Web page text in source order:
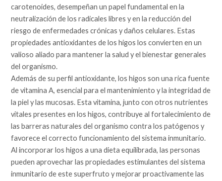
carotenoides, desempeñan un papel fundamental en la
neutralización de los radicales libres y en la reducción del
riesgo de enfermedades crónicas y daños celulares. Estas
propiedades antioxidantes de los higos los convierten en un
valioso aliado para mantener la salud y el bienestar generales
del organismo.
Además de su perfil antioxidante, los higos son una rica fuente
de vitamina A, esencial para el mantenimiento y la integridad de
la piel y las mucosas. Esta vitamina, junto con otros nutrientes
vitales presentes en los higos, contribuye al fortalecimiento de
las barreras naturales del organismo contra los patógenos y
favorece el correcto funcionamiento del sistema inmunitario.
Al incorporar los higos a una dieta equilibrada, las personas
pueden aprovechar las propiedades estimulantes del sistema
inmunitario de este superfruto y mejorar proactivamente las